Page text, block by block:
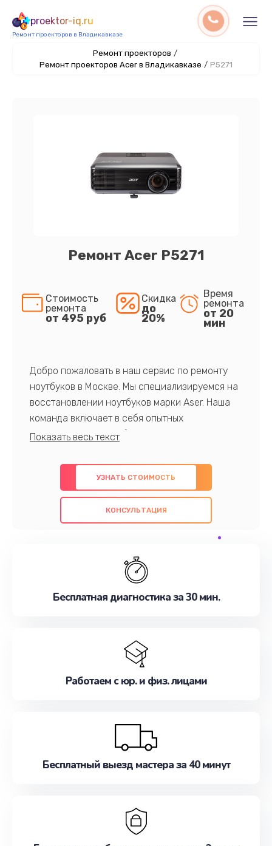
proektor-iq.ru
Ремонт проекторов в Владикавказе
Ремонт проекторов /
Ремонт проекторов Acer в Владикавказе / P5271
Ремонт Acer P5271
Стоимость
ремонта
от 495 руб
Скидка
до
20%
Время
ремонта
от 20
мин
Добро пожаловать в наш сервис по ремонту
ноутбуков в Москве. Мы специализируемся на
восстановлении ноутбуков марки Aser. Наша
команда включает в себя опытных
профессионалов с обширными знаниями и
предлагаем быстрый и качественный ремонт с
использованием оригинальных компонентов, а
также гарантируем качество всех
проведенных работ. Наша цель - предоставить
наилучшим образом. Не медлите записаться на
УЗНАТЬ СТОИМОСТЬ
КОНСУЛЬТАЦИЯ
Бесплатная диагностика за 30 мин.
Работаем с юр. и физ. лицами
Бесплатный выезд мастера за 40 минут